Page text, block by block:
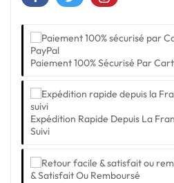
Paiement 100% Sécurisé Par
Expédition Rapide Depuis La
Suivi
& Satisfait Ou Remboursé